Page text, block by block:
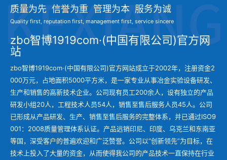
烧结/球团优化配矿研究设备
高炉配吹煤检测设备
冶金渣、保护渣等高温物性检测设备
冶金石灰活性度测定仪
矿石、焦炭物理检测及制样设备
技术交流
视频观赏
标准下载
企业荣誉
联系智博1919
质量为先 信誉为重 管理为本 服务为诚
Quality first, reputation first, management first, service sincere
zbo智博1919com·(中国有限公司)官方网
站
zbo智博1919com·(中国有限公司)官方网站成立于2002年，注册资金2
000万元，占地面积5000平方米，是一家专业从事冶金实验设备研发、
生产和销售的高新技术企业。公司现有员工200余人，设有独立的产品
研发小组20人，工程技术人员54人，销售至售后服务人员45人。公司
已形成从产品研发、生产、销售至售后服务的完整体系，并已通过ISO9
001：2008质量管理体系认证。产品远销印尼、印度、乌克兰和东南亚
等国，深受客户的普遍欢迎和广泛赞誉。公司以“创新领先”为目标，在
技术上投入了大量的资金，从而使得我公司的产品技术一直保持在行业